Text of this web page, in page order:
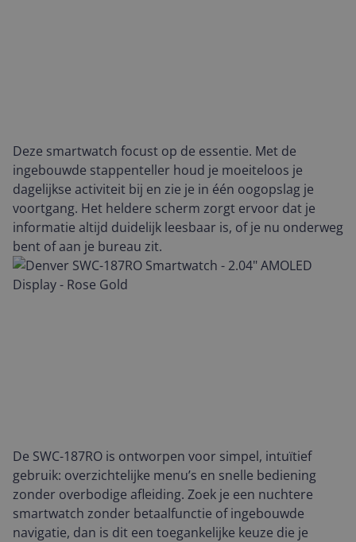
Deze smartwatch focust op de essentie. Met de
ingebouwde stappenteller houd je moeiteloos je
dagelijkse activiteit bij en zie je in één oogopslag je
voortgang. Het heldere scherm zorgt ervoor dat je
informatie altijd duidelijk leesbaar is, of je nu onderweg
bent of aan je bureau zit.
De SWC-187RO is ontworpen voor simpel, intuïtief
gebruik: overzichtelijke menu’s en snelle bediening
zonder overbodige afleiding. Zoek je een nuchtere
smartwatch zonder betaalfunctie of ingebouwde
navigatie, dan is dit een toegankelijke keuze die je